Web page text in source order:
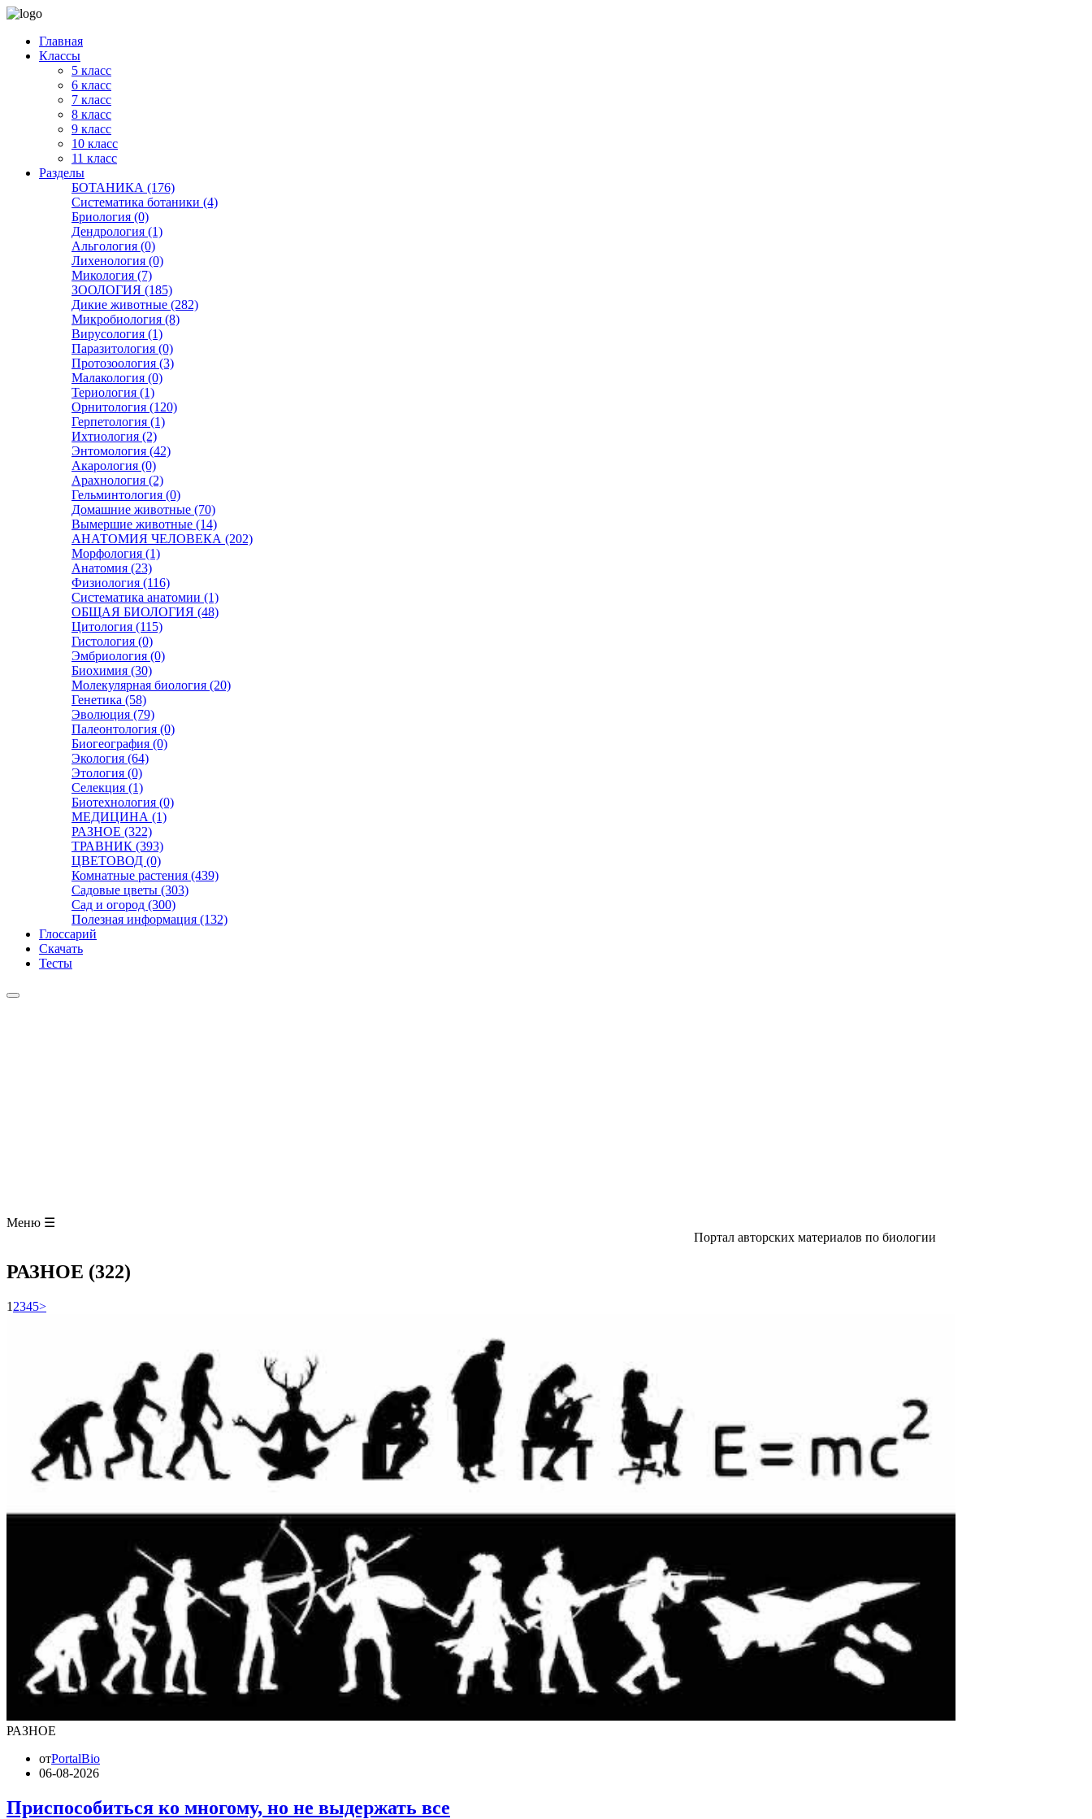
Главная
Классы
5 класс
6 класс
7 класс
8 класс
9 класс
10 класс
11 класс
Разделы
БОТАНИКА (176)
Систематика ботаники (4)
Бриология (0)
Дендрология (1)
Альгология (0)
Лихенология (0)
Микология (7)
ЗООЛОГИЯ (185)
Дикие животные (282)
Микробиология (8)
Вирусология (1)
Паразитология (0)
Протозоология (3)
Малакология (0)
Териология (1)
Орнитология (120)
Герпетология (1)
Ихтиология (2)
Энтомология (42)
Акарология (0)
Арахнология (2)
Гельминтология (0)
Домашние животные (70)
Вымершие животные (14)
АНАТОМИЯ ЧЕЛОВЕКА (202)
Морфология (1)
Анатомия (23)
Физиология (116)
Систематика анатомии (1)
ОБЩАЯ БИОЛОГИЯ (48)
Цитология (115)
Гистология (0)
Эмбриология (0)
Биохимия (30)
Молекулярная биология (20)
Генетика (58)
Эволюция (79)
Палеонтология (0)
Биогеография (0)
Экология (64)
Этология (0)
Селекция (1)
Биотехнология (0)
МЕДИЦИНА (1)
РАЗНОЕ (322)
ТРАВНИК (393)
ЦВЕТОВОД (0)
Комнатные растения (439)
Садовые цветы (303)
Сад и огород (300)
Полезная информация (132)
Глоссарий
Скачать
Тесты
Меню ☰
Портал авторских материалов по биологии
РАЗНОЕ (322)
1 2345>
РАЗНОЕ
отPortalBio
06-08-2026
Приспособиться ко многому, но не выдержать все